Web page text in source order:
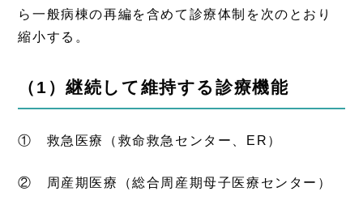
ら一般病棟の再編を含めて診療体制を次のとおり
縮小する。
（1）継続して維持する診療機能
① 救急医療（救命救急センター、ER）
② 周産期医療（総合周産期母子医療センター）